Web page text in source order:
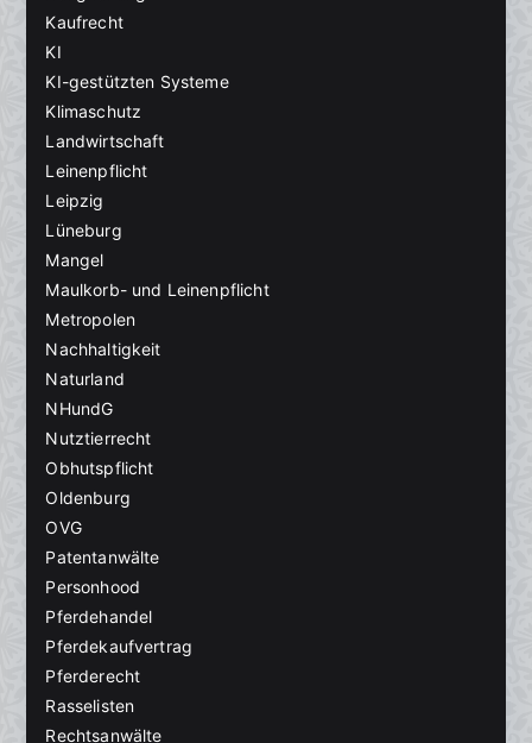
Kaufrecht
KI
KI-gestützten Systeme
Klimaschutz
Landwirtschaft
Leinenpflicht
Leipzig
Lüneburg
Mangel
Maulkorb- und Leinenpflicht
Metropolen
Nachhaltigkeit
Naturland
NHundG
Nutztierrecht
Obhutspflicht
Oldenburg
OVG
Patentanwälte
Personhood
Pferdehandel
Pferdekaufvertrag
Pferderecht
Rasselisten
Rechtsanwälte